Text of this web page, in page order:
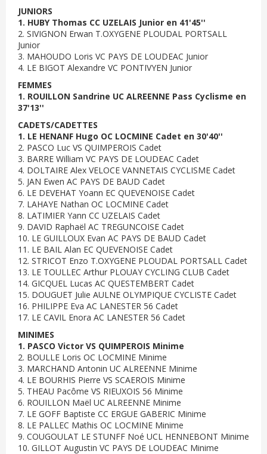
JUNIORS
1. HUBY Thomas CC UZELAIS Junior en 41'45''
2. SIVIGNON Erwan T.OXYGENE PLOUDAL PORTSALL
Junior
3. MAHOUDO Loris VC PAYS DE LOUDEAC Junior
4. LE BIGOT Alexandre VC PONTIVYEN Junior
FEMMES
1. ROUILLON Sandrine UC ALREENNE Pass Cyclisme en
37'13''
CADETS/CADETTES
1. LE HENANF Hugo OC LOCMINE Cadet en 30'40''
2. PASCO Luc VS QUIMPEROIS Cadet
3. BARRE William VC PAYS DE LOUDEAC Cadet
4. DOLTAIRE Alex VELOCE VANNETAIS CYCLISME Cadet
5. JAN Ewen AC PAYS DE BAUD Cadet
6. LE DEVEHAT Yoann EC QUEVENOISE Cadet
7. LAHAYE Nathan OC LOCMINE Cadet
8. LATIMIER Yann CC UZELAIS Cadet
9. DAVID Raphaël AC TREGUNCOISE Cadet
10. LE GUILLOUX Evan AC PAYS DE BAUD Cadet
11. LE BAIL Alan EC QUEVENOISE Cadet
12. STRICOT Enzo T.OXYGENE PLOUDAL PORTSALL Cadet
13. LE TOULLEC Arthur PLOUAY CYCLING CLUB Cadet
14. GICQUEL Lucas AC QUESTEMBERT Cadet
15. DOUGUET Julie AULNE OLYMPIQUE CYCLISTE Cadet
16. PHILIPPE Eva AC LANESTER 56 Cadet
17. LE CAVIL Enora AC LANESTER 56 Cadet
MINIMES
1. PASCO Victor VS QUIMPEROIS Minime
2. BOULLE Loris OC LOCMINE Minime
3. MARCHAND Antonin UC ALREENNE Minime
4. LE BOURHIS Pierre VS SCAEROIS Minime
5. THEAU Pacôme VS RIEUXOIS 56 Minime
6. ROUILLON Maël UC ALREENNE Minime
7. LE GOFF Baptiste CC ERGUE GABERIC Minime
8. LE PALLEC Mathis OC LOCMINE Minime
9. COUGOULAT LE STUNFF Noé UCL HENNEBONT Minime
10. GILLOT Augustin VC PAYS DE LOUDEAC Minime